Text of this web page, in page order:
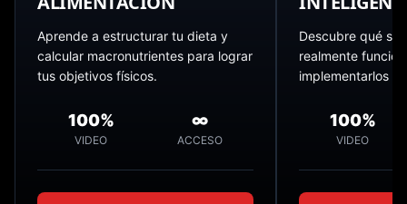
Aprende a estructurar tu dieta y
calcular macronutrientes para lograr
tus objetivos físicos.
100%
VIDEO
∞
ACCESO
Descubre qué
realmente
implementarlos
100%
VIDEO